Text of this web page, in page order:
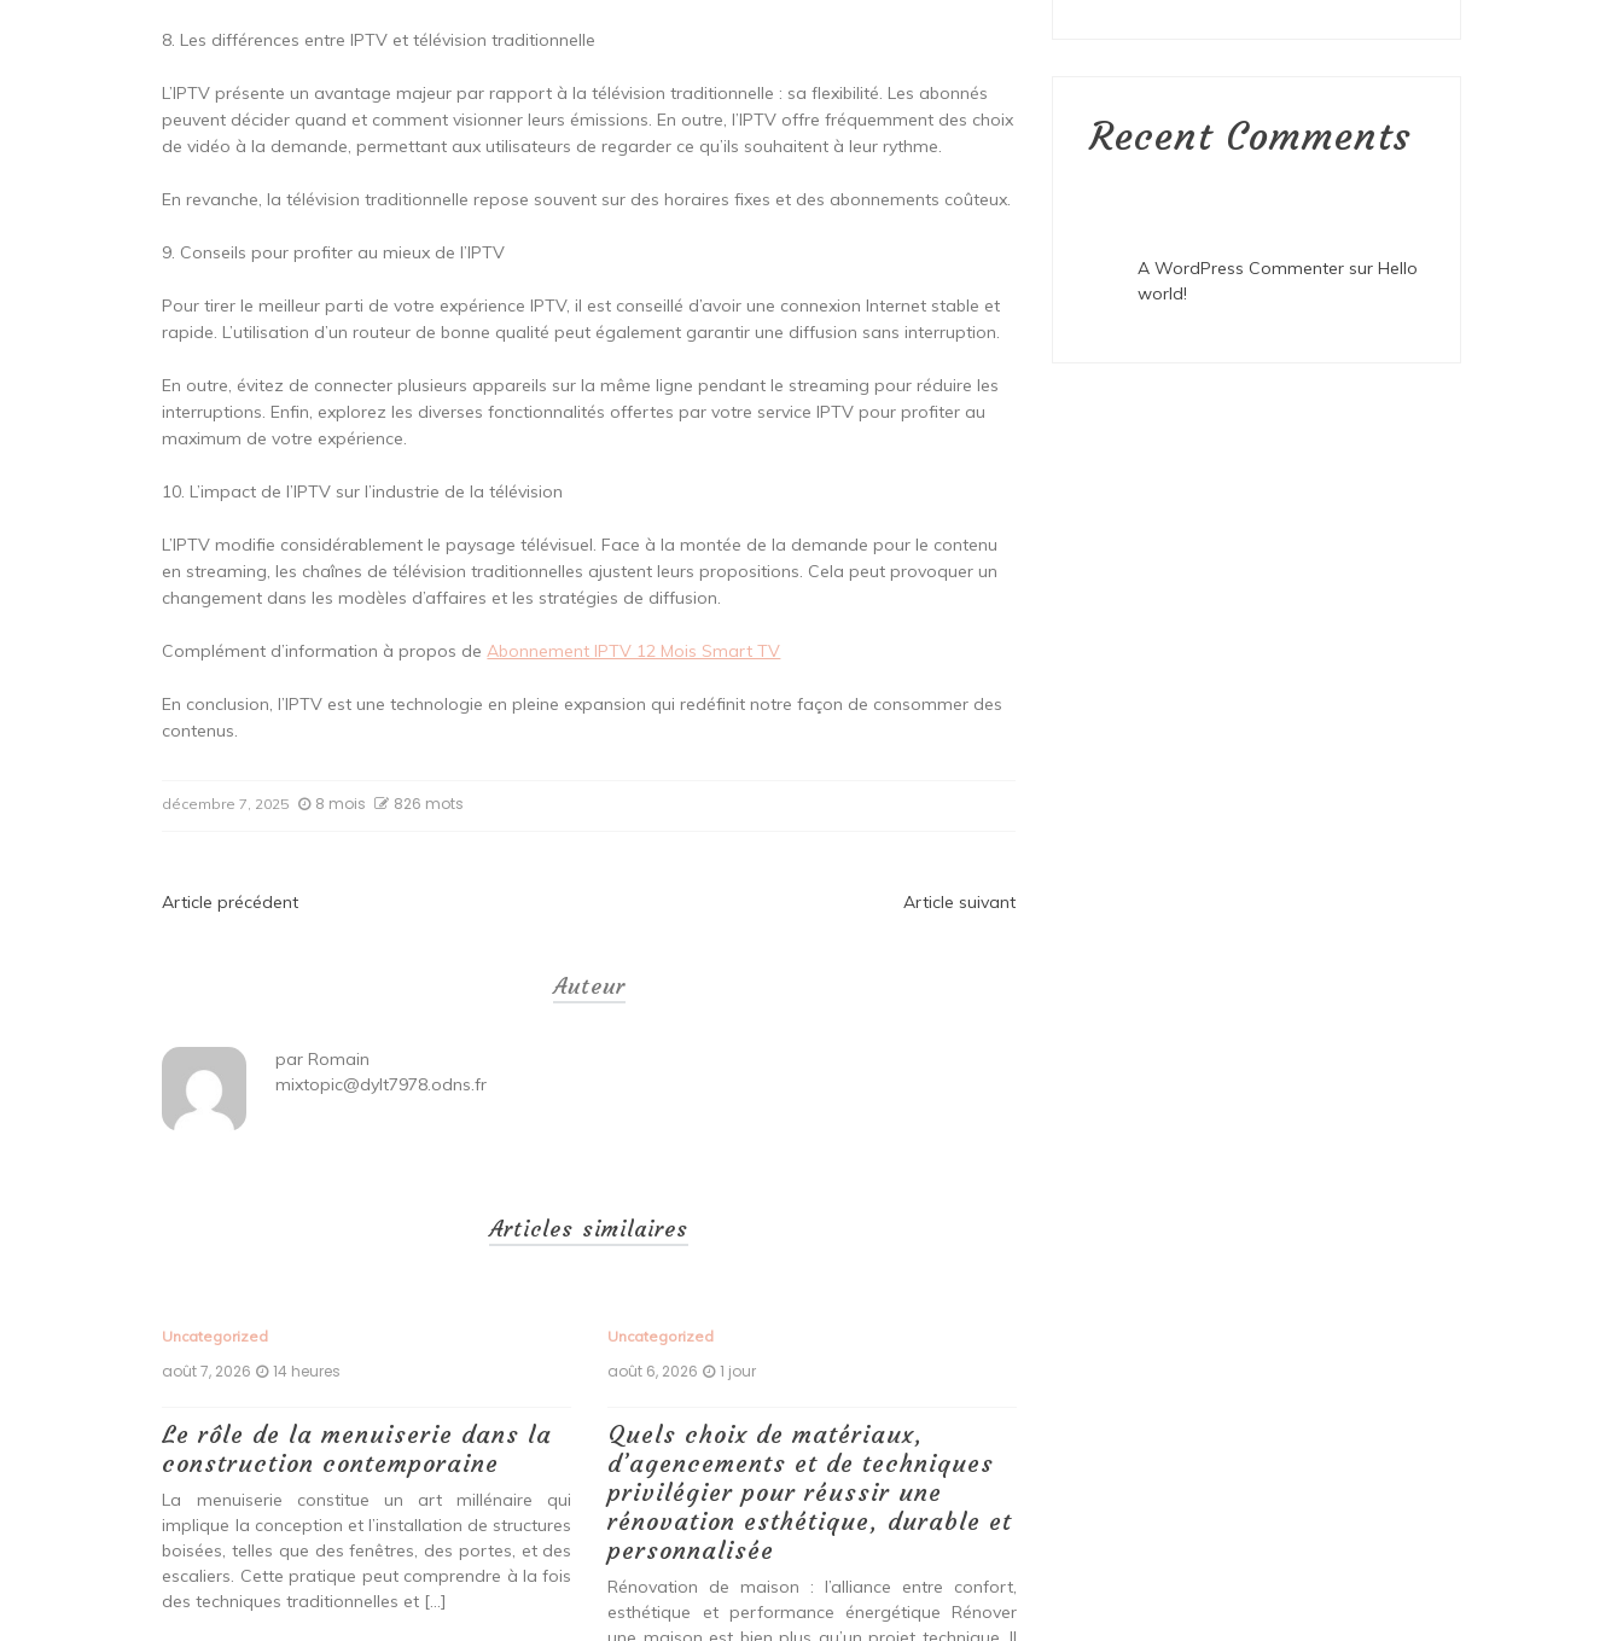
8. Les différences entre IPTV et télévision traditionnelle
L’IPTV présente un avantage majeur par rapport à la télévision traditionnelle : sa flexibilité. Les abonnés
peuvent décider quand et comment visionner leurs émissions. En outre, l’IPTV offre fréquemment des choix
de vidéo à la demande, permettant aux utilisateurs de regarder ce qu’ils souhaitent à leur rythme.
En revanche, la télévision traditionnelle repose souvent sur des horaires fixes et des abonnements coûteux.
9. Conseils pour profiter au mieux de l’IPTV
Pour tirer le meilleur parti de votre expérience IPTV, il est conseillé d’avoir une connexion Internet stable et
rapide. L’utilisation d’un routeur de bonne qualité peut également garantir une diffusion sans interruption.
En outre, évitez de connecter plusieurs appareils sur la même ligne pendant le streaming pour réduire les
interruptions. Enfin, explorez les diverses fonctionnalités offertes par votre service IPTV pour profiter au
maximum de votre expérience.
10. L’impact de l’IPTV sur l’industrie de la télévision
L’IPTV modifie considérablement le paysage télévisuel. Face à la montée de la demande pour le contenu
en streaming, les chaînes de télévision traditionnelles ajustent leurs propositions. Cela peut provoquer un
changement dans les modèles d’affaires et les stratégies de diffusion.
Complément d’information à propos deAbonnement IPTV 12 Mois Smart TV
En conclusion, l’IPTV est une technologie en pleine expansion qui redéfinit notre façon de consommer des
contenus.
décembre 7, 2025 8 mois 826 mots
Navigation
Article précédent Article suivant
Auteur
par Romain
mixtopic@dylt7978.odns.fr
Articles similaires
Uncategorized
août 7, 2026 14 heures
Le rôle de la menuiserie dans la
construction contemporaine
La menuiserie constitue un art millénaire qui
implique la conception et l’installation de structures
boisées, telles que des fenêtres, des portes, et des
escaliers. Cette pratique peut comprendre à la fois
des techniques traditionnelles et […]
Uncategorized
août 6, 2026 1 jour
Quels choix de matériaux,
d’agencements et de techniques
privilégier pour réussir une
rénovation esthétique, durable et
personnalisée
Rénovation de maison : l’alliance entre confort,
esthétique et performance énergétique Rénover
Recent Comments
A WordPress Commenter surHello
world!